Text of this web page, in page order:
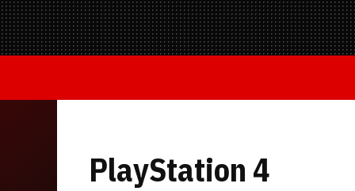
PlayStation 4
Selección
Trivia
Contacta con nosotros
Mandos y
Todo